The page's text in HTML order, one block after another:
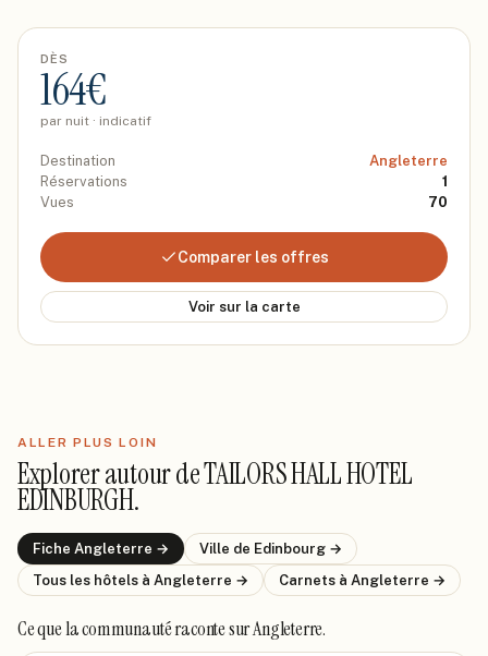
DÈS
164€
par nuit · indicatif
Destination
Angleterre
Réservations
1
Vues
70
Comparer les offres
Voir sur la carte
ALLER PLUS LOIN
Explorer autour deTAILORS HALL HOTEL
EDINBURGH.
Fiche Angleterre → Ville de Edinbourg →
Tous les hôtels à Angleterre → Carnets à Angleterre →
Ce que la communauté racontesur Angleterre.